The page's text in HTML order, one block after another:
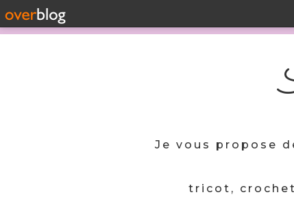
Je vous propose
tricot,